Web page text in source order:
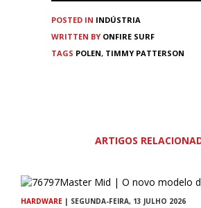
POSTED IN INDÚSTRIA
WRITTEN BY ONFIRE SURF
TAGS POLEN, TIMMY PATTERSON
ARTIGOS
HARDWARE | SEGUNDA-FEIRA, 13 JULHO 2026